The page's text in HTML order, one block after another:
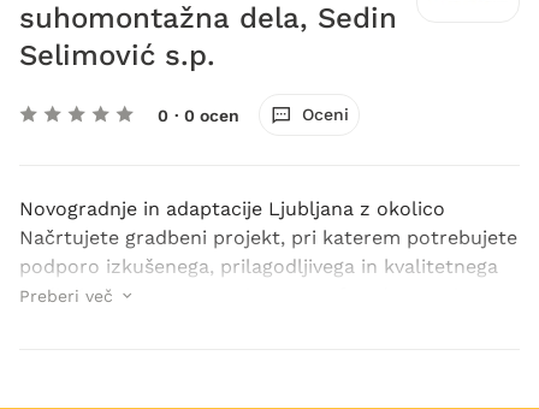
suhomontažna dela, Sedin
Selimović s.p.
0 · 0 ocen Oceni
Novogradnje in adaptacije Ljubljana z okolico
Načrtujete gradbeni projekt, pri katerem potrebujete
podporo izkušenega, prilagodljivega in kvalitetnega
podjetja? Potem smo pri Top Fas, fasaderstvo in
Preberi več